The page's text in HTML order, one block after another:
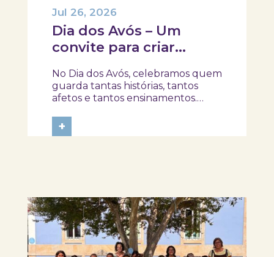
Dia dos Avós – Um
convite para criar
Jul 26, 2026
No Dia dos Avós, celebramos quem
guarda tantas histórias, tantos
afetos e tantos ensinamentos.
acontece ao domingo, queremos
prolongar a celebração e convidar
+